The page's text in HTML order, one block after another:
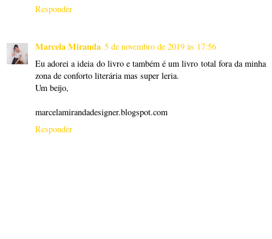
Responder
Marcela Miranda 5 de novembro de 2019 às 17:56
Eu adorei a ideia do livro e também é um livro total fora da minha
zona de conforto literária mas super leria.
Um beijo,
marcelamirandadesigner.blogspot.com
Responder